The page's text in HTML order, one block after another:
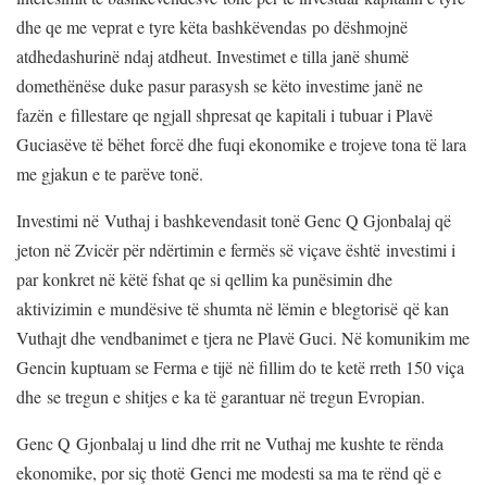
dhe qe me veprat e tyre këta bashkëvendas po dëshmojnë
atdhedashurinë ndaj atdheut. Investimet e tilla janë shumë
domethënëse duke pasur parasysh se këto investime janë ne
fazën e fillestare qe ngjall shpresat qe kapitali i tubuar i Plavë
Guciasëve të bëhet forcë dhe fuqi ekonomike e trojeve tona të lara
me gjakun e te parëve tonë.
Investimi në Vuthaj i bashkevendasit tonë Genc Q Gjonbalaj që
jeton në Zvicër për ndërtimin e fermës së viçave është investimi i
par konkret në këtë fshat qe si qellim ka punësimin dhe
aktivizimin e mundësive të shumta në lëmin e blegtorisë që kan
Vuthajt dhe vendbanimet e tjera ne Plavë Guci. Në komunikim me
Gencin kuptuam se Ferma e tijë në fillim do te ketë rreth 150 viça
dhe se tregun e shitjes e ka të garantuar në tregun Evropian.
Genc Q Gjonbalaj u lind dhe rrit ne Vuthaj me kushte te rënda
ekonomike, por siç thotë Genci me modesti sa ma te rënd që e